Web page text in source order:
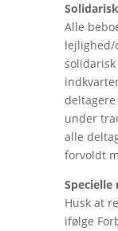
Alle
under
alle
forvoldt
Husk at
ifølge